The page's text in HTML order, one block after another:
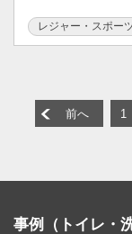
レジャー・スポー
前へ 1
事例（トイレ・